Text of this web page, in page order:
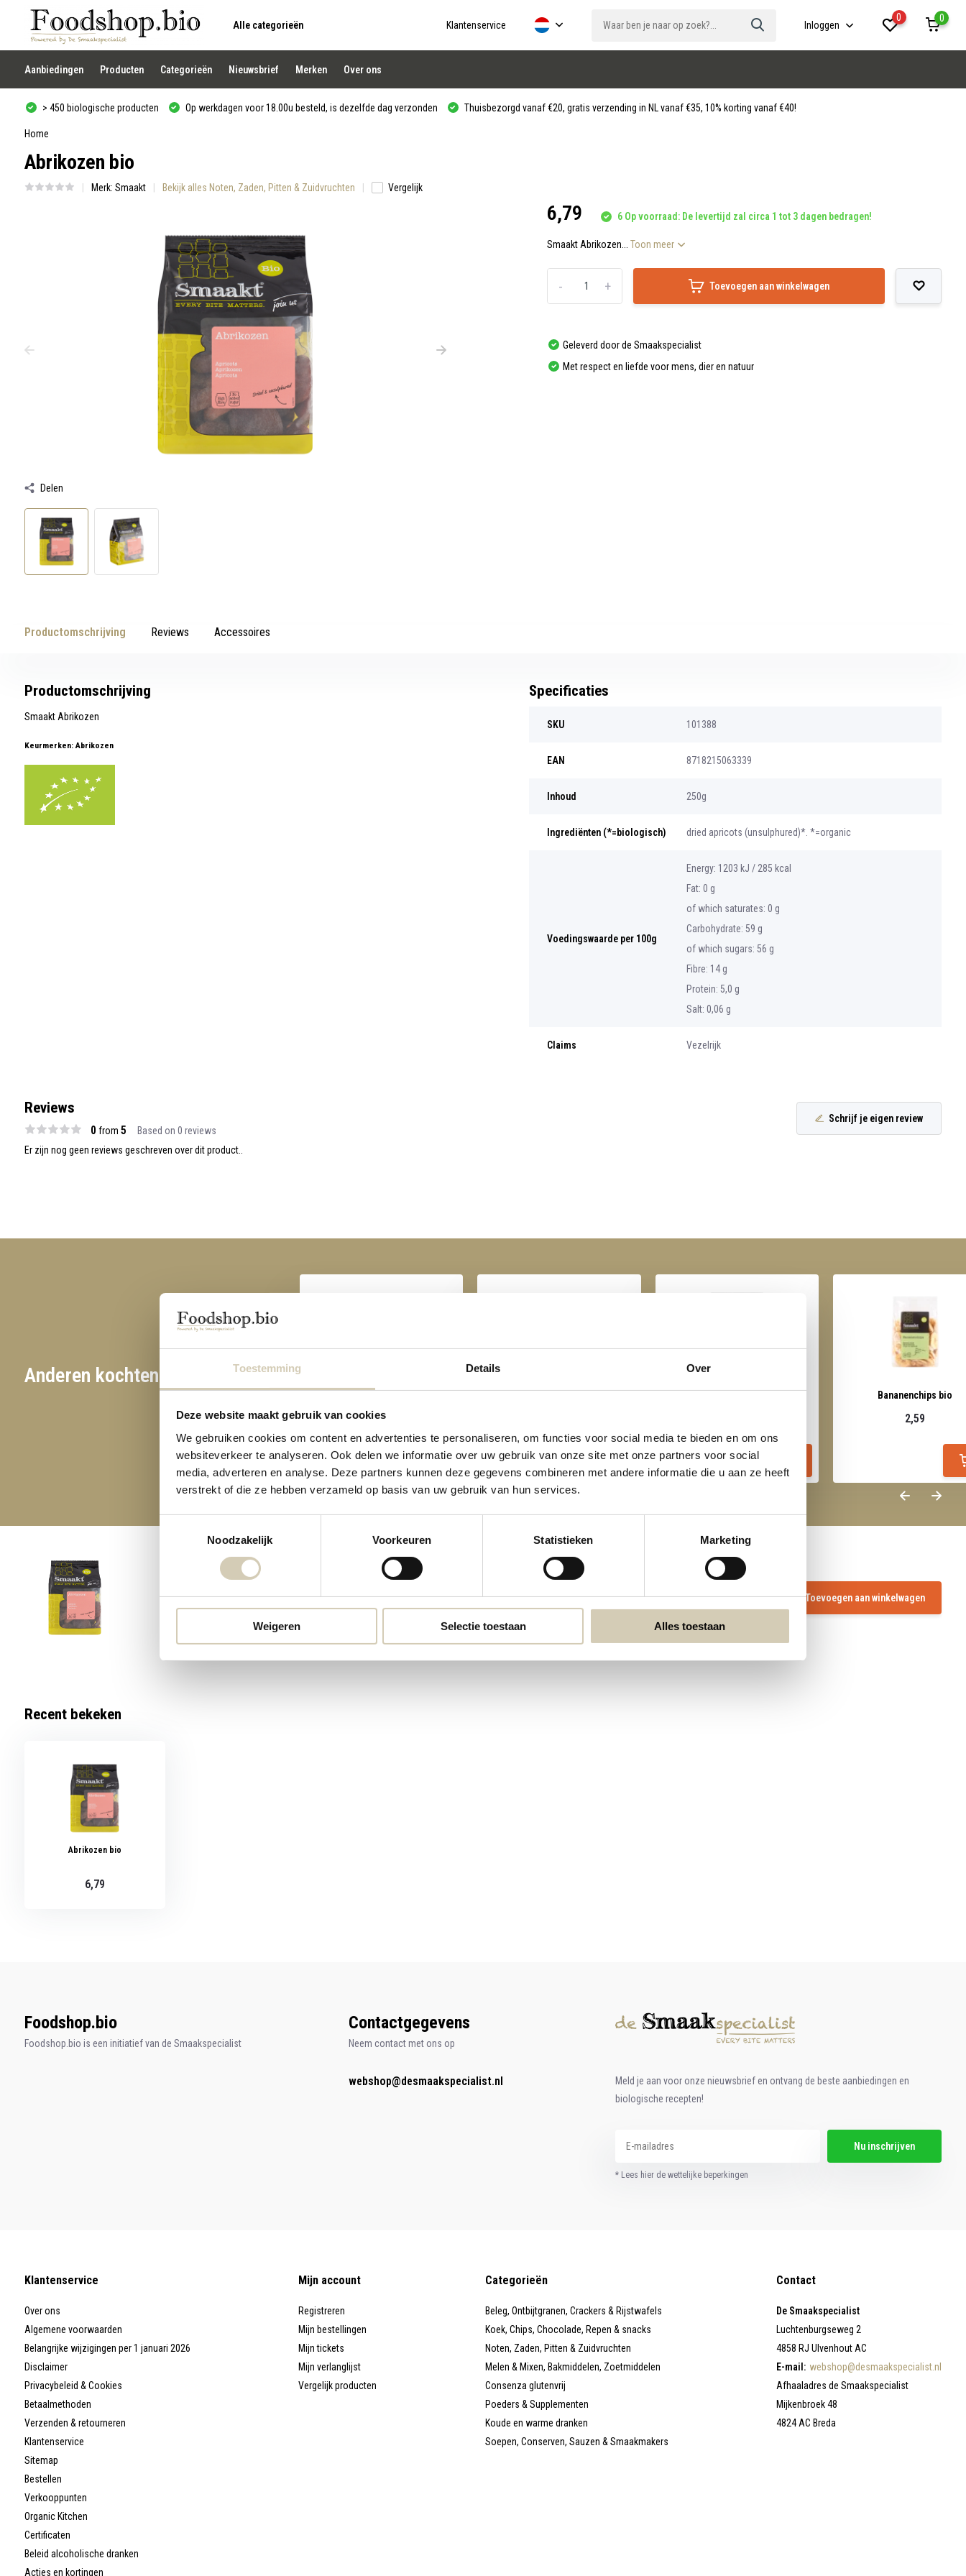
Toestemming Details Over
Deze website maakt gebruik van cookies
We gebruiken cookies om content en advertenties te personaliseren, om functies voor social media te bieden en om ons
websiteverkeer te analyseren. Ook delen we informatie over uw gebruik van onze site met onze partners voor social
media, adverteren en analyse. Deze partners kunnen deze gegevens combineren met andere informatie die u aan ze heeft
verstrekt of die ze hebben verzameld op basis van uw gebruik van hun services.
Noodzakelijk
Voorkeuren Statistieken Marketing
Weigeren Selectie toestaan Alles toestaan
Alle categorieën Klantenservice Inloggen
0
0
Gebruik
de
pijltjes
op
en
neer
een
resultaat
selecteren.
Druk
Enter
u
Aanbiedingen Producten Categorieën Nieuwsbrief Merken Over ons
> 450 biologische producten Op werkdagen voor 18.00u besteld, is dezelfde dag verzonden Thuisbezorgd vanaf €20, gratis verzending in NL vanaf €35, 10% korting vanaf €40!
Home
Abrikozen bio
Merk: Smaakt Bekijk alles Noten, Zaden, Pitten & Zuidvruchten Vergelijk
Delen
6,79 6 Op voorraad: De levertijd zal circa 1 tot 3 dagen bedragen!
Smaakt Abrikozen...Toon meer
+
- Toevoegen aan winkelwagen
Geleverd door de Smaakspecialist
Met respect en liefde voor mens, dier en natuur
Productomschrijving Reviews Accessoires
Productomschrijving
Smaakt Abrikozen
Keurmerken: Abrikozen
Specificaties
SKU 101388
EAN 8718215063339
Inhoud 250g
Ingrediënten (*=biologisch) dried apricots (unsulphured)*. *=organic
Voedingswaarde per 100g
Energy: 1203 kJ / 285 kcal
Fat: 0 g
of which saturates: 0 g
Carbohydrate: 59 g
of which sugars: 56 g
Fibre: 14 g
Protein: 5,0 g
Salt: 0,06 g
Claims Vezelrijk
Reviews
0 from 5 Based on 0 reviews
Schrijf je eigen review
Er zijn nog geen reviews geschreven over dit product..
Anderen kochten ook
2,59 6,69
Bananenchips bio
2,59
6,79 6 Op voorraad: De levertijd zal circa 1 tot 3 dagen bedragen!
Toevoegen aan winkelwagen
Recent bekeken
Abrikozen bio
6,79
Foodshop.bio
Foodshop.bio is een initiatief van de Smaakspecialist
Contactgegevens
Neem contact met ons op
webshop@desmaakspecialist.nl
Meld je aan voor onze nieuwsbrief en ontvang de beste aanbiedingen en
biologische recepten!
Nu inschrijven
* Lees hier de wettelijke beperkingen
Klantenservice
Over ons
Algemene voorwaarden
Belangrijke wijzigingen per 1 januari 2026
Disclaimer
Privacybeleid & Cookies
Betaalmethoden
Verzenden & retourneren
Klantenservice
Sitemap
Bestellen
Verkooppunten
Organic Kitchen
Certificaten
Beleid alcoholische dranken
Acties en kortingen
Mijn account
Registreren
Mijn bestellingen
Mijn tickets
Mijn verlanglijst
Vergelijk producten
Categorieën
Beleg, Ontbijtgranen, Crackers & Rijstwafels
Koek, Chips, Chocolade, Repen & snacks
Noten, Zaden, Pitten & Zuidvruchten
Melen & Mixen, Bakmiddelen, Zoetmiddelen
Consenza glutenvrij
Poeders & Supplementen
Koude en warme dranken
Soepen, Conserven, Sauzen & Smaakmakers
Contact
De Smaakspecialist
Luchtenburgseweg 2
4858 RJ Ulvenhout AC
E-mail: webshop@desmaakspecialist.nl
Afhaaladres de Smaakspecialist
Mijkenbroek 48
4824 AC Breda